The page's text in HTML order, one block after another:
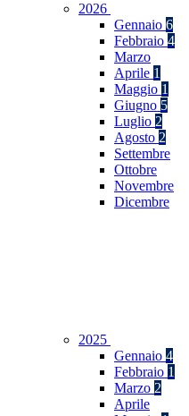
2026
Gennaio 6
Febbraio 4
Marzo
Aprile 1
Maggio 1
Giugno 5
Luglio 2
Agosto 2
Settembre
Ottobre
Novembre
Dicembre
2025
Gennaio 4
Febbraio 1
Marzo 2
Aprile